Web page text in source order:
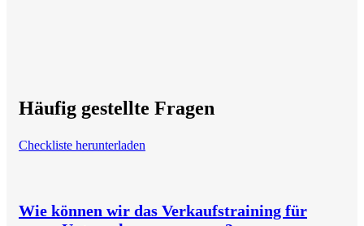
Häufig gestellte Fragen
Checkliste herunterladen
Wie können wir das Verkaufstraining für